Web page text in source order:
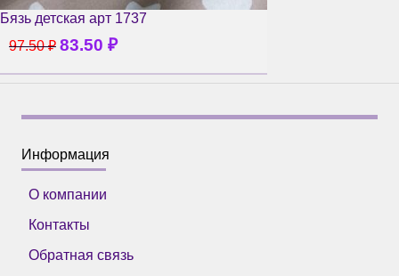
Бязь детская арт 1737
97.50₽ 83.50 ₽
Информация
О компании
Контакты
Обратная связь